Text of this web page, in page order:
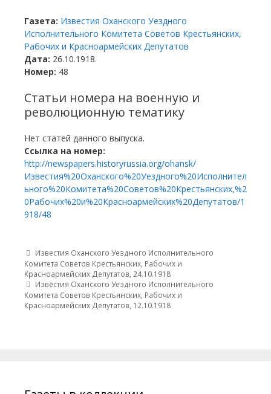
Газета: Известия Оханского Уездного
Исполнительного Комитета Советов Крестьянских,
Рабочих и Красноармейских Депутатов
Дата: 26.10.1918.
Номер: 48
Статьи номера на военную и
революционную тематику
Нет статей данного выпуска.
Ссылка на номер:
http://newspapers.historyrussia.org/ohansk/
Известия%20Оханского%20Уездного%20Исполнител
ьного%20Комитета%20Советов%20Крестьянских,%2
0Рабочих%20и%20Красноармейских%20Депутатов/1
918/48
Post navigation
Известия Оханского Уездного Исполнительного
Комитета Советов Крестьянских, Рабочих и
Красноармейских Депутатов, 24.10.1918
Известия Оханского Уездного Исполнительного
Комитета Советов Крестьянских, Рабочих и
Красноармейских Депутатов, 12.10.1918